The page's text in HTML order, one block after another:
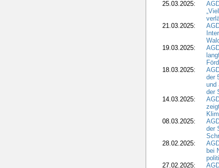
25.03.2025:
21.03.2025:
19.03.2025:
18.03.2025:
der
und
der
14.03.2025:
08.03.2025:
der
28.02.2025:
bei
27.02.2025: